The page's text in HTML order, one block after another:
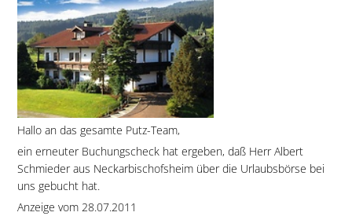
Hallo an das gesamte Putz-Team,
ein erneuter Buchungscheck hat ergeben, daß Herr Albert
Schmieder aus Neckarbischofsheim über die Urlaubsbörse bei
uns gebucht hat.
Anzeige vom 28.07.2011